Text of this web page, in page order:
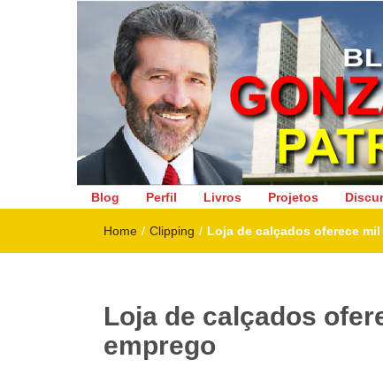
Deputado Federal
Blog Perfil Livros Projetos
Home / Clipping / Loja de calçados oferece
Loja de calçados
emprego